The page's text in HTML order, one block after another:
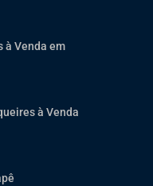
à Venda em
à Venda